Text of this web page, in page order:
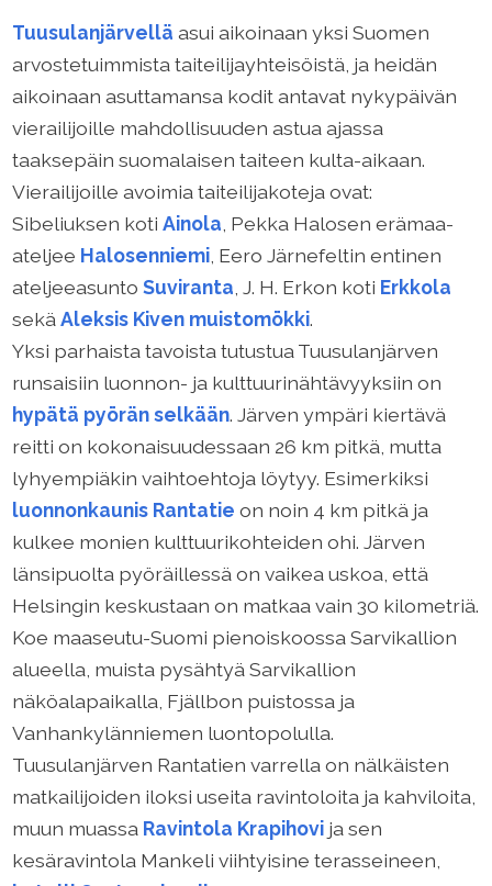
Tuusulanjärvellä asui aikoinaan yksi Suomen
arvostetuimmista taiteilijayhteisöistä, ja heidän
aikoinaan asuttamansa kodit antavat nykypäivän
vierailijoille mahdollisuuden astua ajassa
taaksepäin suomalaisen taiteen kulta-aikaan.
Vierailijoille avoimia taiteilijakoteja ovat:
Sibeliuksen koti Ainola, Pekka Halosen erämaa-
ateljee Halosenniemi, Eero Järnefeltin entinen
ateljeeasunto Suviranta, J. H. Erkon koti Erkkola
sekäAleksis Kiven muistomökki.
Yksi parhaista tavoista tutustua Tuusulanjärven
runsaisiin luonnon- ja kulttuurinähtävyyksiin on
hypätä pyörän selkään. Järven ympäri kiertävä
reitti on kokonaisuudessaan 26 km pitkä, mutta
lyhyempiäkin vaihtoehtoja löytyy. Esimerkiksi
luonnonkaunis Rantatie on noin 4 km pitkä ja
kulkee monien kulttuurikohteiden ohi. Järven
länsipuolta pyöräillessä on vaikea uskoa, että
Helsingin keskustaan ​​on matkaa vain 30 kilometriä.
Koe maaseutu-Suomi pienoiskoossa Sarvikallion
alueella, muista pysähtyä Sarvikallion
näköalapaikalla, Fjällbon puistossa ja
Vanhankylänniemen luontopolulla.
Tuusulanjärven Rantatien varrella on nälkäisten
matkailijoiden iloksi useita ravintoloita ja kahviloita,
muun muassa Ravintola Krapihovi ja sen
kesäravintola Mankeli viihtyisine terasseineen,